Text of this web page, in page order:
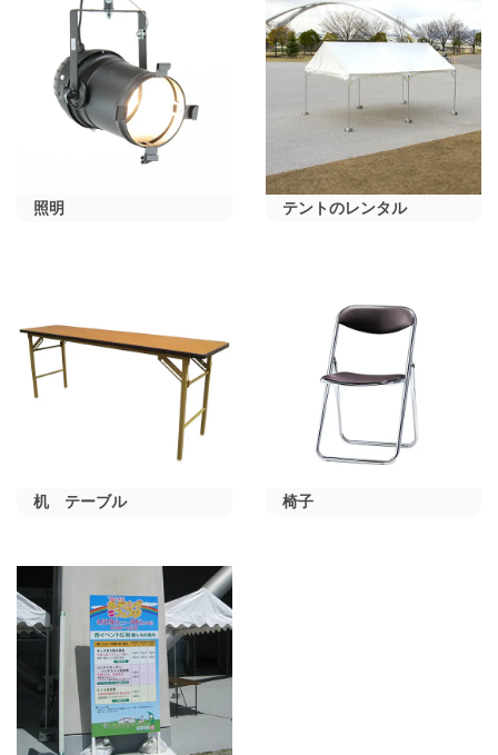
照明 テントのレンタル
机 テーブル 椅子